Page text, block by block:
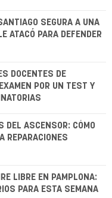
SEGURA A UNA
ATACÓ PARA DEFENDER
DOCENTES DE
POR UN TEST Y
DEL ASCENSOR: CÓMO
REPARACIONES
LIBRE EN PAMPLONA:
PARA ESTA SEMANA